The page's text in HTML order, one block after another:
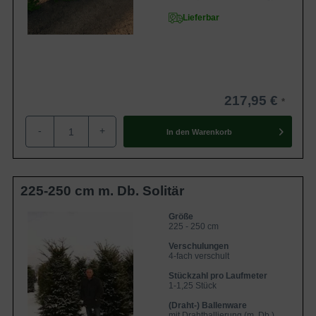
Krankheiten und Schädlinge
Pflanzenleben vor sich haben. Leider kann es auch bei der
Heimischen Eibevorkommen, dass sie von Schädlingen
oder Krankheiten befallen wird. Damit Sie in diesem Fall
schnell handeln können, lesen Sie im Folgenden eine
Phytophthora / Wurzelfäule
Die sogenannte Wurzelfäule erkennen Sie daran, dass
Lieferbar
217,95 €
- + In den Warenkorb
225-250 cm m. Db. Solitär
Größe
225 - 250 cm
Verschulungen
4-fach verschult
Stückzahl pro Laufmeter
1-1,25 Stück
(Draht-) Ballenware